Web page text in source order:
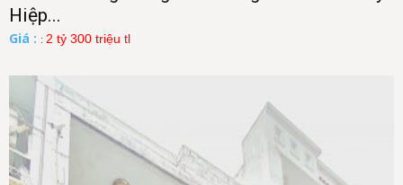
Hiệp...
Giá : : 2 tỷ 300 triệu tl